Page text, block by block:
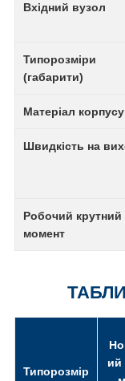
Вхідний вузол
Типорозміри
(габарити)
Матеріал корпусу
Швидкість на
Робочий крутний
момент
Типорозмір
ий